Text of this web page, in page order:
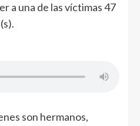
a una de las víctimas 47
son hermanos,